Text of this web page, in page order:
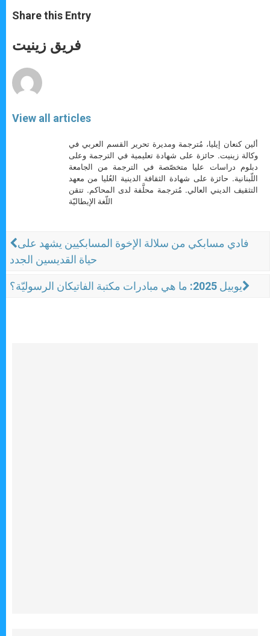
t
s
p
p
s
e
g
e
e
b
o
k
Share this Entry
فريق زينيت
View all articles
ألين كنعان إيليا، مُترجمة ومديرة تحرير القسم العربي في
وكالة زينيت. حائزة على شهادة تعليمية في الترجمة وعلى
دبلوم دراسات عليا متخصّصة في الترجمة من الجامعة
اللّبنانية. حائزة على شهادة الثقافة الدينية العُليا من معهد
التثقيف الديني العالي. مُترجمة محلَّفة لدى المحاكم. تتقن
اللّغة الإيطاليّة
فادي مسابكي من سلالة الإخوة المسابكيين يشهد على
حياة القديسين الجدد
يوبيل 2025: ما هي مبادرات مكتبة الفاتيكان الرسوليّة؟